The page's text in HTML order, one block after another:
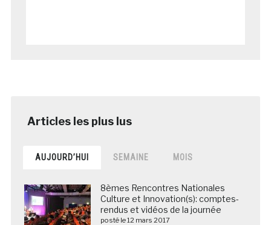
AUJOURD’HUI SEMAINE MOIS
8èmes Rencontres Nationales
Culture et Innovation(s): comptes-
rendus et vidéos de la journée
posté le 12 mars 2017